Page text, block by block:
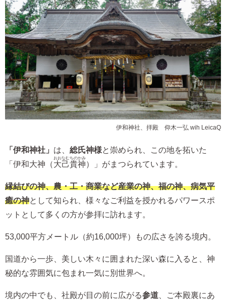
伊和神社、拝殿©仰木一弘 wih LeicaQ
「伊和神社」 は、 総氏神様と崇められ、この地を拓いた
「伊和大神（大己貴神
おおなむちのかみ
）」がまつられています。
縁結びの神、農・工・商業など産業の神、福の神、病気平
癒の神として知られ、様々なご利益を授かれるパワースポ
ットとして多くの方が参拝に訪れます。
53,000平方メートル（約16,000坪）もの広さを誇る境内。
国道から一歩、美しい木々に囲まれた深い森に入ると、神
秘的な雰囲気に包まれ一気に別世界へ。
境内の中でも、社殿が目の前に広がる参道 、ご本殿裏にあ